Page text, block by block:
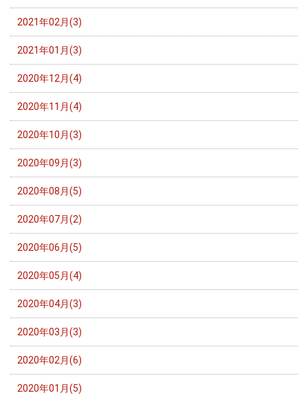
2021年02月(3)
2021年01月(3)
2020年12月(4)
2020年11月(4)
2020年10月(3)
2020年09月(3)
2020年08月(5)
2020年07月(2)
2020年06月(5)
2020年05月(4)
2020年04月(3)
2020年03月(3)
2020年02月(6)
2020年01月(5)